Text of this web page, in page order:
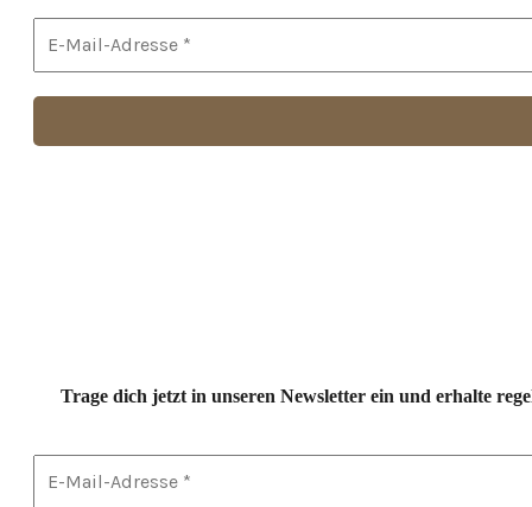
Trage dich jetzt in unseren Newsletter ein und erhalte